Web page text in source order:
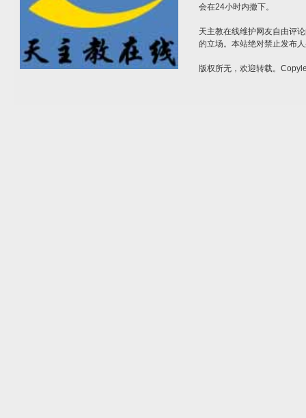
会在24小时内撤下。
天主教在线维护网友自由评
的立场。本站绝对禁止发布
版权所无，欢迎转载。